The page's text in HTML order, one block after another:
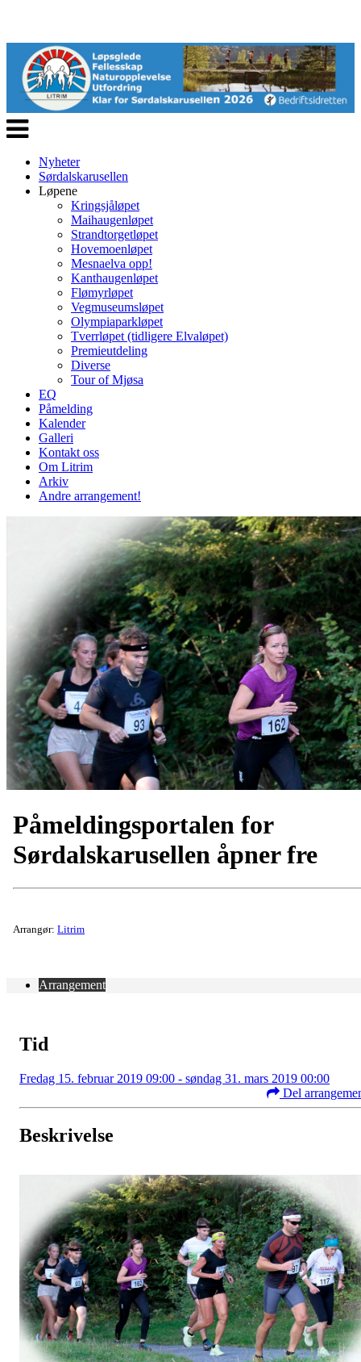
Veksle
navigasjon
Nyheter
Sørdalskarusellen
Løpene
Kringsjåløpet
Maihaugenløpet
Strandtorgetløpet
Hovemoenløpet
Mesnaelva opp!
Kanthaugenløpet
Flømyrløpet
Vegmuseumsløpet
Olympiaparkløpet
Tverrløpet (tidligere Elvaløpet)
Premieutdeling
Diverse
Tour of Mjøsa
EQ
Påmelding
Kalender
Galleri
Kontakt oss
Om Litrim
Arkiv
Andre arrangement!
Påmeldingsportalen for
Sørdalskarusellen åpner fre
Arrangør: Litrim
Arrangement
Tid
Fredag 15. februar 2019 09:00 - søndag 31. mars 2019 00:00
Del
Beskrivelse